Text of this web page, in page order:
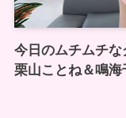
今日のムチムチ
栗山ことね＆鳴海